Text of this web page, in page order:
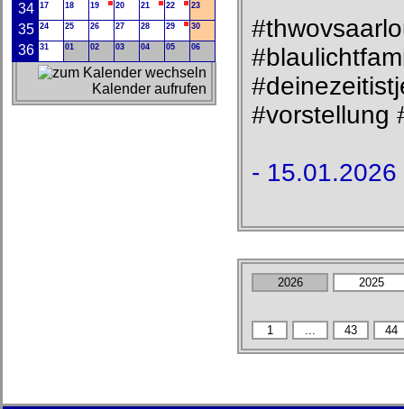
34 17 18 19 20 21 22 23
35 24 25 26 27 28 29 30
36 31 01 02 03 04 05 06
Kalender aufrufen
#vorstellung
- 15.01.2026